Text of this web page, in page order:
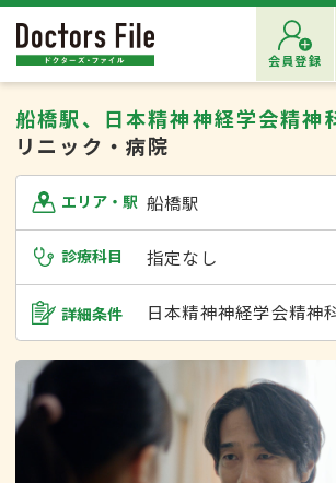
会員登録
船橋駅、日本精神神経学会精神
リニック・病院
エリア・駅 船橋駅
診療科目 指定なし
詳細条件 日本精神神経学会精神